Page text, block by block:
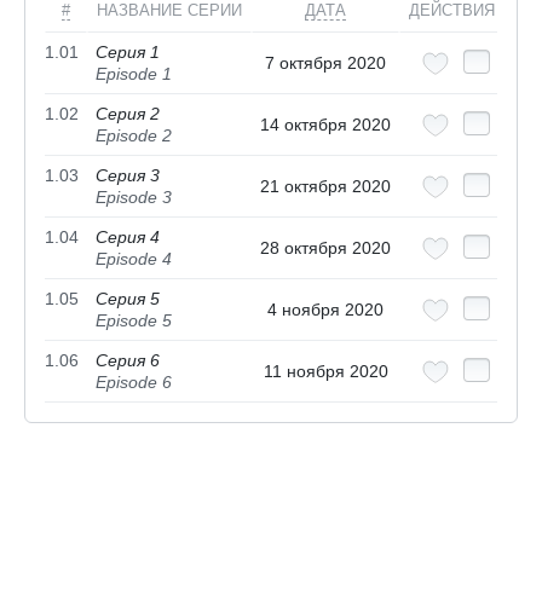
# НАЗВАНИЕ СЕРИИ ДАТА ДЕЙСТВИЯ
1.01
Серия 1
Episode 1
7 октября 2020
1.02
Серия 2
Episode 2
14 октября 2020
1.03
Серия 3
Episode 3
21 октября 2020
1.04
Серия 4
Episode 4
28 октября 2020
1.05
Серия 5
Episode 5
4 ноября 2020
1.06
Серия 6
Episode 6
11 ноября 2020